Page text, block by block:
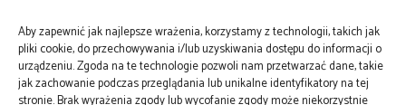
Aby zapewnić jak najlepsze wrażenia, korzystamy z technologii, takich jak
pliki cookie, do przechowywania i/lub uzyskiwania dostępu do informacji o
urządzeniu. Zgoda na te technologie pozwoli nam przetwarzać dane, takie
jak zachowanie podczas przeglądania lub unikalne identyfikatory na tej
stronie. Brak wyrażenia zgody lub wycofanie zgody może niekorzystnie
PRENUMERATA
NEWSLETTER
MAPY